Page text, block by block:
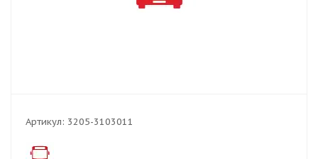
Артикул: 3205-3103011